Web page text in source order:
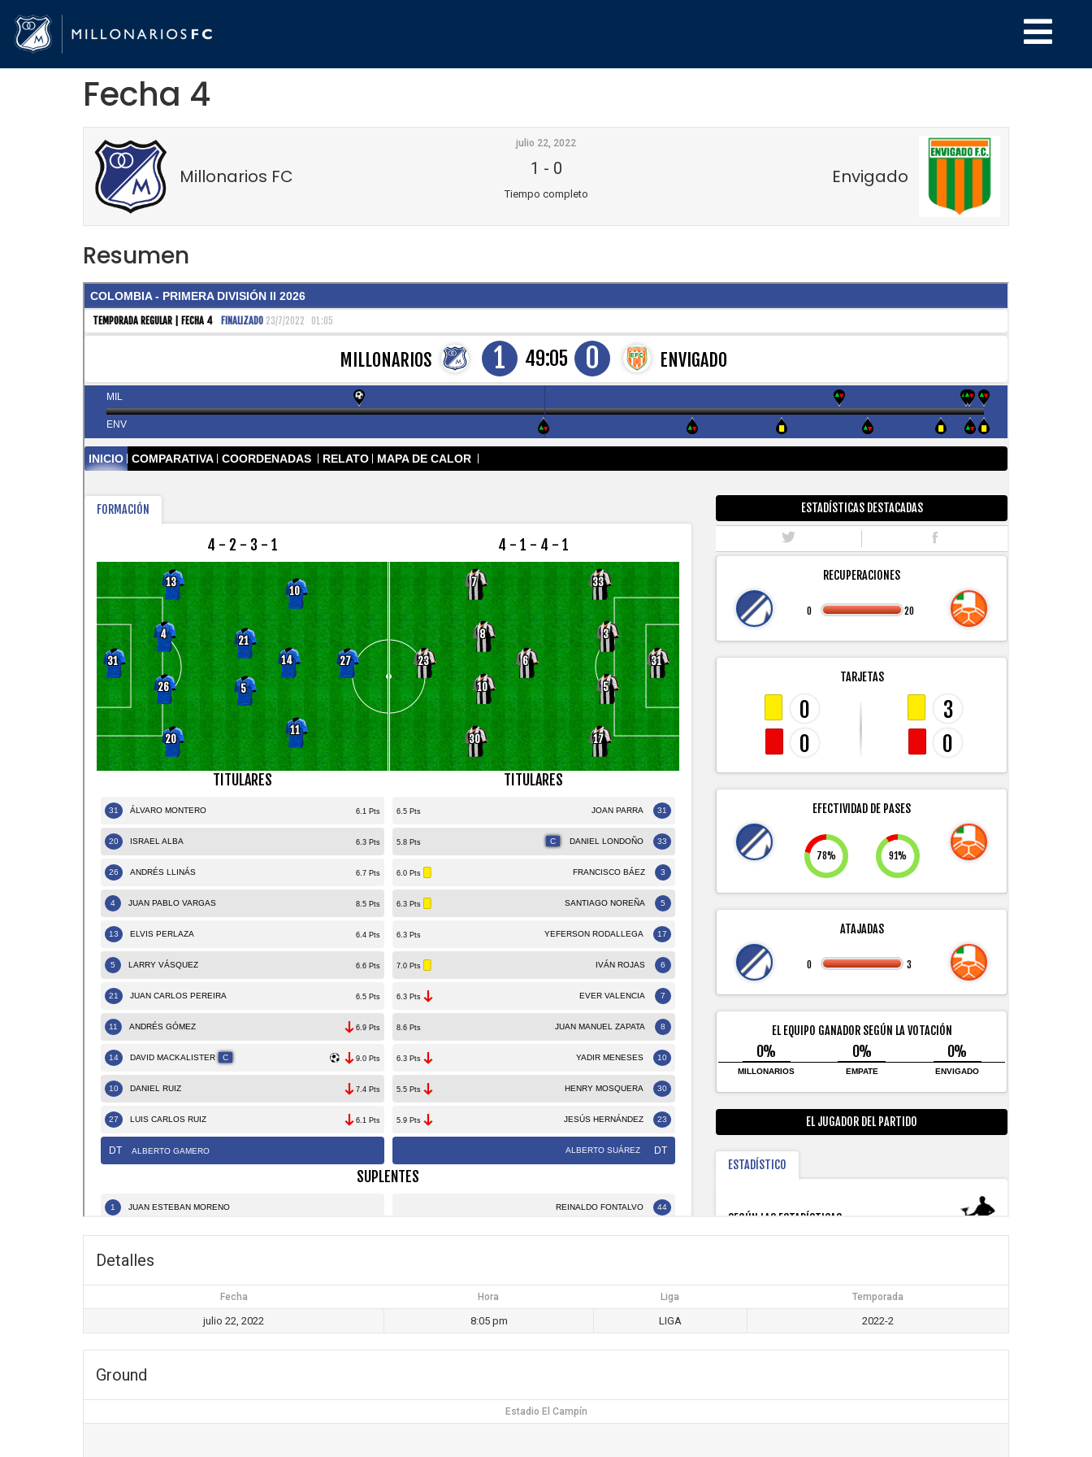
Fecha 4
Millonarios FC Envigado
julio 22, 2022
1 - 0
Tiempo completo
Resumen
Detalles
Fecha Hora Liga Temporada
julio 22, 2022 8:05 pm LIGA 2022-2
Ground
Estadio El Campín